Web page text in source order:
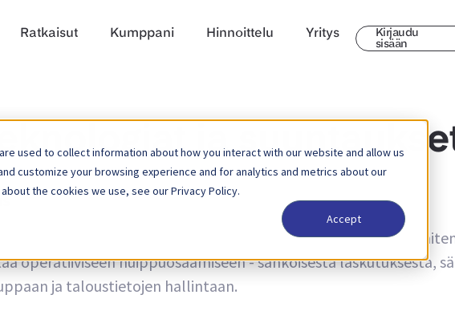
used to collect information about how you interact with our website and allow us
customize your browsing experience and for analytics and metrics about our
the cookies we use, see our Privacy Policy.
Accept
Ratkaisut Kumppani Hinnoittelu Yritys
Kirjaudu
sisään
ja
ja trendeistä sekä uutisia tuotepäivityksistä. Lue lisää siitä,
operatiiviseen huippuosaamiseen - sähköisestä laskutuksesta,
ja taloustietojen hallintaan.